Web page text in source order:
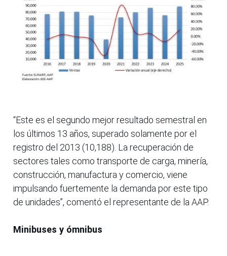
“Este es el segundo mejor resultado semestral en
los últimos 13 años, superado solamente por el
registro del 2013 (10,188). La recuperación de
sectores tales como transporte de carga, minería,
construcción, manufactura y comercio, viene
impulsando fuertemente la demanda por este tipo
de unidades”, comentó el representante de la AAP.
Minibuses y ómnibus